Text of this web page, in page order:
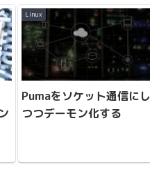
Linux
Pumaをソケット通信にし
つつデーモン化する